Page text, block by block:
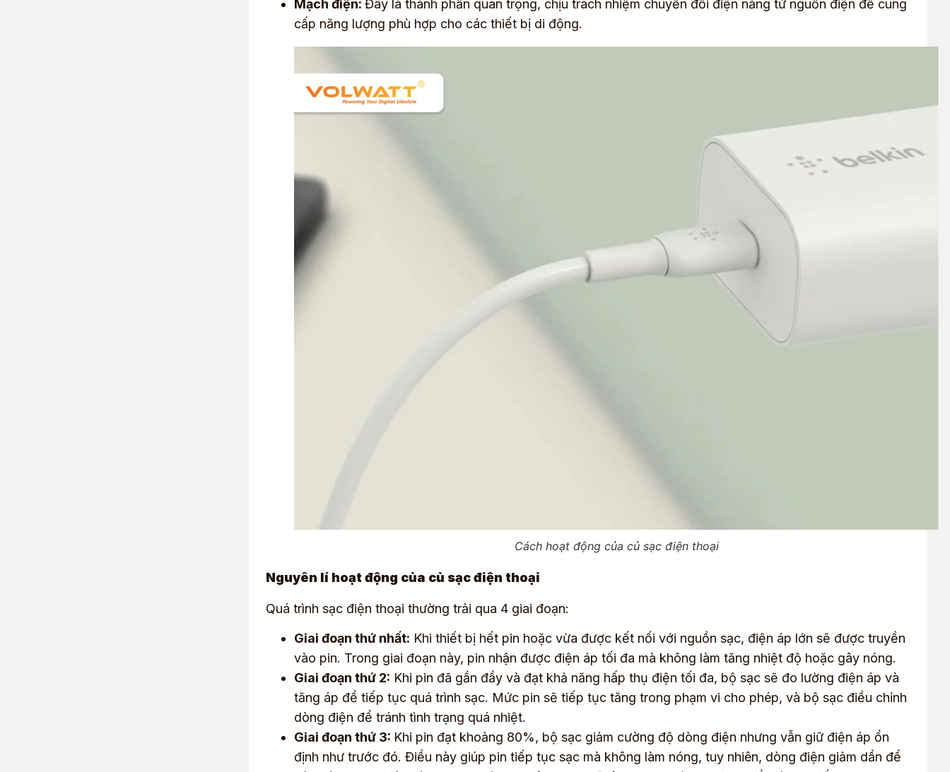
Mạch điện: Đây là thành phần quan trọng, chịu trách nhiệm chuyển đổi điện năng từ nguồn điện để cung
cấp năng lượng phù hợp cho các thiết bị di động.
Cách hoạt động của củ sạc điện thoại
Nguyên lí hoạt động của củ sạc điện thoại
Quá trình sạc điện thoại thường trải qua 4 giai đoạn:
Giai đoạn thứ nhất: Khi thiết bị hết pin hoặc vừa được kết nối với nguồn sạc, điện áp lớn sẽ được truyền
vào pin. Trong giai đoạn này, pin nhận được điện áp tối đa mà không làm tăng nhiệt độ hoặc gây nóng.
Giai đoạn thứ 2: Khi pin đã gần đầy và đạt khả năng hấp thụ điện tối đa, bộ sạc sẽ đo lường điện áp và
tăng áp để tiếp tục quá trình sạc. Mức pin sẽ tiếp tục tăng trong phạm vi cho phép, và bộ sạc điều chỉnh
dòng điện để tránh tình trạng quá nhiệt.
Giai đoạn thứ 3: Khi pin đạt khoảng 80%, bộ sạc giảm cường độ dòng điện nhưng vẫn giữ điện áp ổn
định như trước đó. Điều này giúp pin tiếp tục sạc mà không làm nóng, tuy nhiên, dòng điện giảm dần để